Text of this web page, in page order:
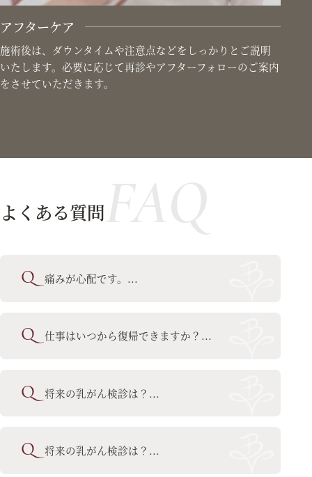
アフターケア
施術後は、ダウンタイムや注意点などをしっかりとご説明
いたします。必要に応じて再診やアフターフォローのご案内
をさせていただきます。
よくある質問
痛みが心配です。
仕事はいつから復帰できますか？
将来の乳がん検診は？
将来の乳がん検診は？